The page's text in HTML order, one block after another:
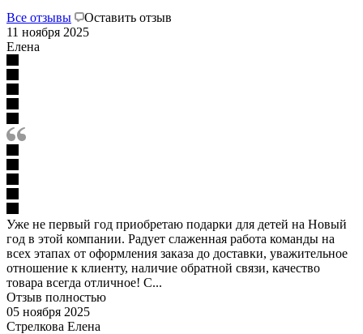
Все отзывы
Оставить отзыв
11 ноября 2025
Елена
Уже не первый год приобретаю подарки для детей на Новый
год в этой компании. Радует слаженная работа команды на
всех этапах от оформления заказа до доставки, уважительное
отношение к клиенту, наличие обратной связи, качество
товара всегда отличное! С...
Отзыв полностью
05 ноября 2025
Стрелкова Елена